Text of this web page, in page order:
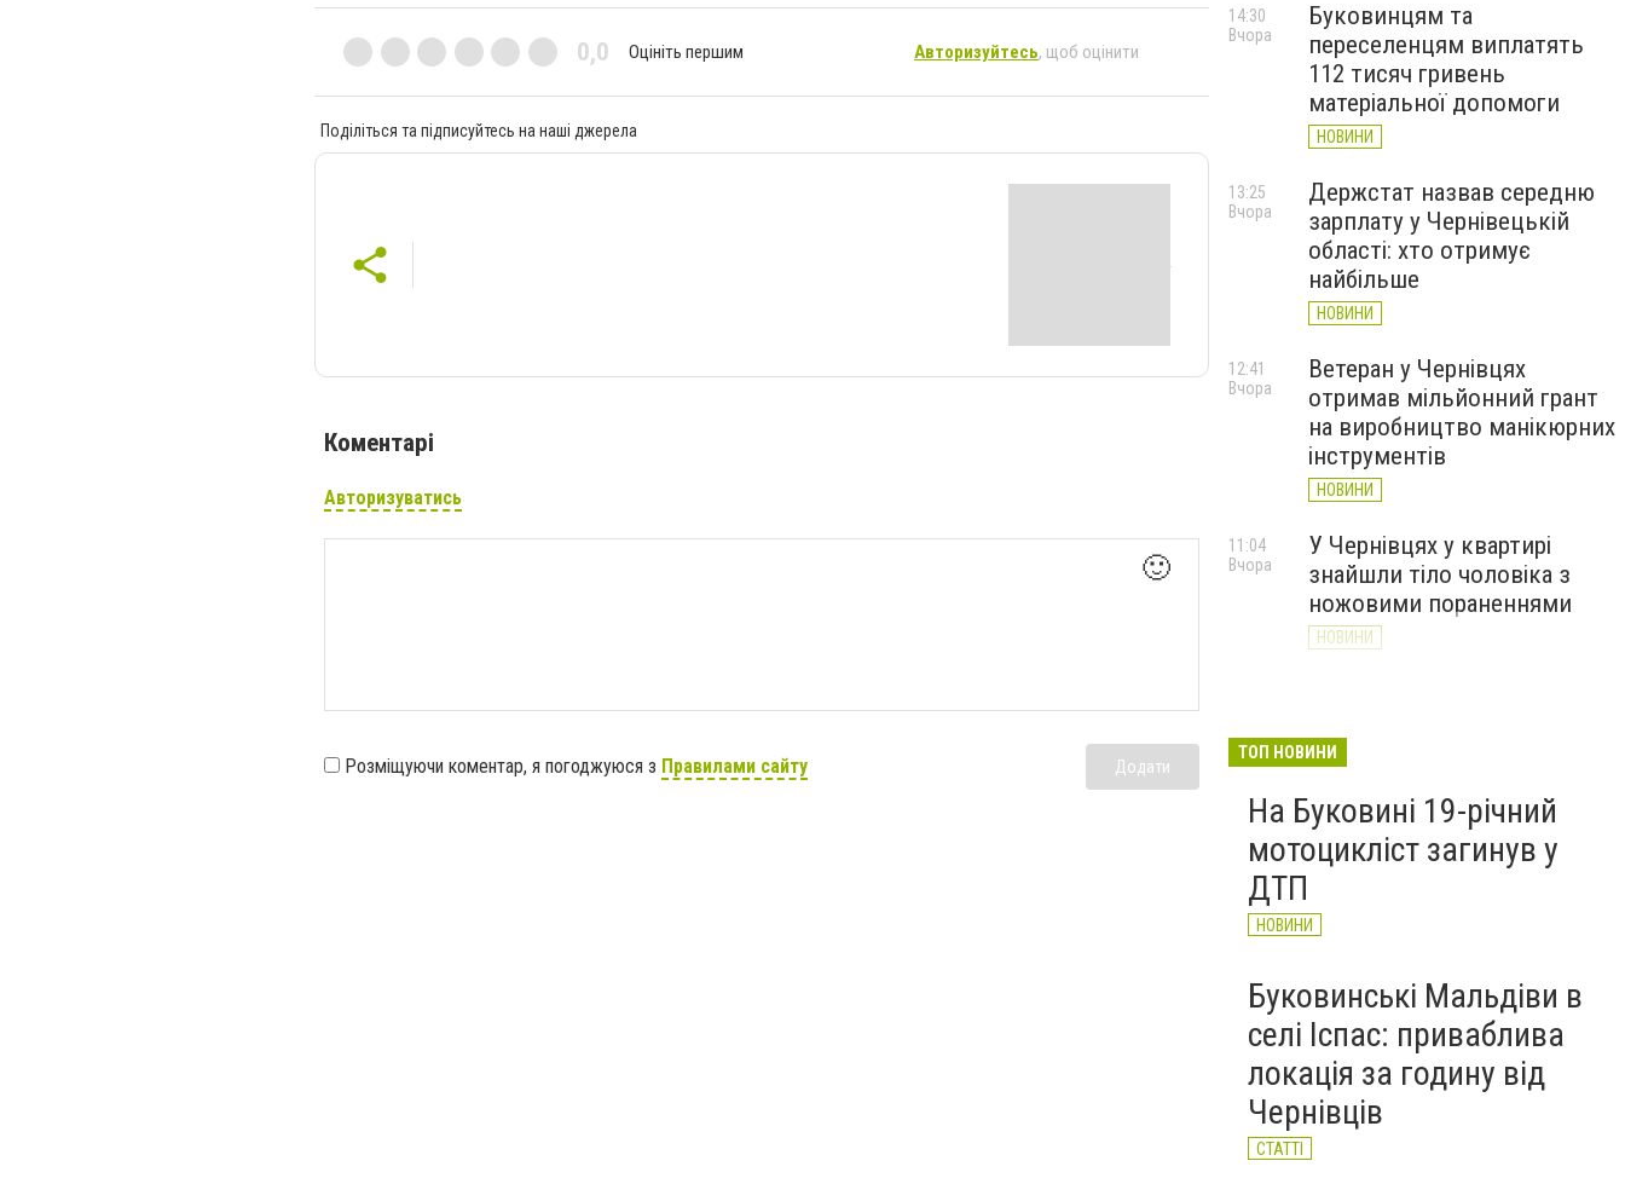
0,0 Оцініть першим Авторизуйтесь, щоб оцінити
Поділіться та підписуйтесь на наші джерела
Коментарі
Авторизуватись
🙂
Розміщуючи коментар, я погоджуюся з Правилами сайту Додати
Буковинцям та
переселенцям виплатять
112 тисяч гривень
матеріальної допомоги
НОВИНИ
14:30
Вчора
Держстат назвав середню
зарплату у Чернівецькій
області: хто отримує
найбільше
НОВИНИ
13:25
Вчора
Ветеран у Чернівцях
отримав мільйонний грант
на виробництво манікюрних
інструментів
НОВИНИ
12:41
Вчора
У Чернівцях у квартирі
знайшли тіло чоловіка з
ножовими пораненнями
НОВИНИ
11:04
Вчора
критичну ситуацію з водою
НОВИНИ
ТОП НОВИНИ
На Буковині 19-річний
мотоцикліст загинув у
ДТП
НОВИНИ
Буковинські Мальдіви в
селі Іспас: приваблива
локація за годину від
Чернівців
СТАТТІ